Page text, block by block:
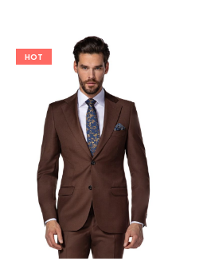
HOT